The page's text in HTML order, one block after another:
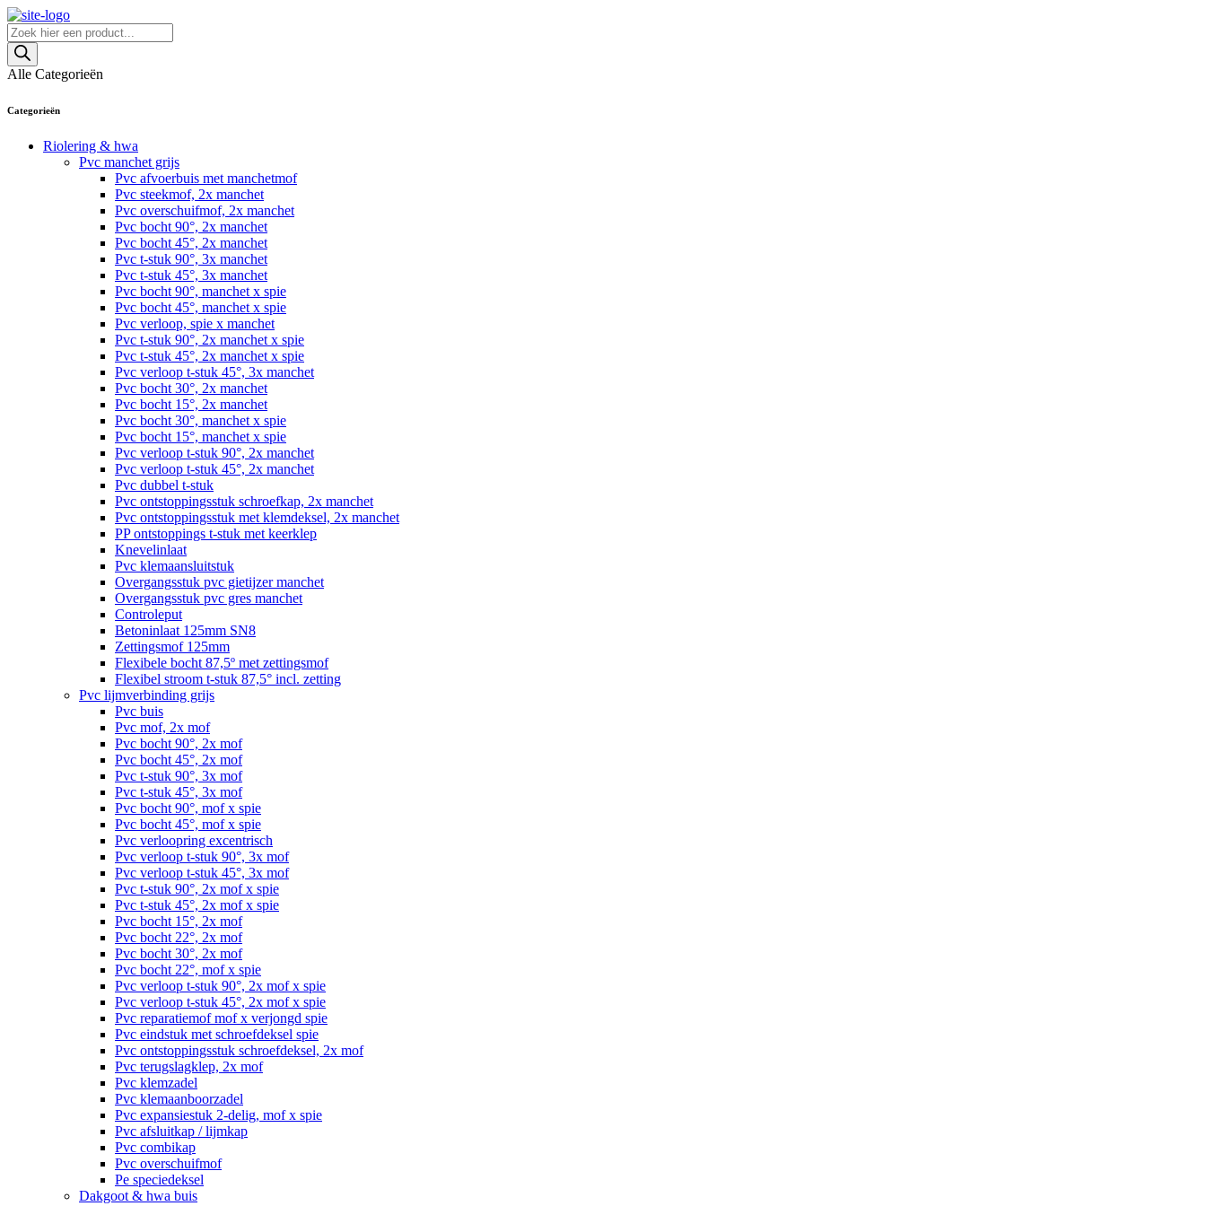
Skip
to
content
Producten
zoeken
Alle Categorieën
Categorieën
Riolering & hwa
Pvc manchet grijs
Pvc afvoerbuis met manchetmof
Pvc steekmof, 2x manchet
Pvc overschuifmof, 2x manchet
Pvc bocht 90°, 2x manchet
Pvc bocht 45°, 2x manchet
Pvc t-stuk 90°, 3x manchet
Pvc t-stuk 45°, 3x manchet
Pvc bocht 90°, manchet x spie
Pvc bocht 45°, manchet x spie
Pvc verloop, spie x manchet
Pvc t-stuk 90°, 2x manchet x spie
Pvc t-stuk 45°, 2x manchet x spie
Pvc verloop t-stuk 45°, 3x manchet
Pvc bocht 30°, 2x manchet
Pvc bocht 15°, 2x manchet
Pvc bocht 30°, manchet x spie
Pvc bocht 15°, manchet x spie
Pvc verloop t-stuk 90°, 2x manchet
Pvc verloop t-stuk 45°, 2x manchet
Pvc dubbel t-stuk
Pvc ontstoppingsstuk schroefkap, 2x manchet
Pvc ontstoppingsstuk met klemdeksel, 2x manchet
PP ontstoppings t-stuk met keerklep
Knevelinlaat
Pvc klemaansluitstuk
Overgangsstuk pvc gietijzer manchet
Overgangsstuk pvc gres manchet
Controleput
Betoninlaat 125mm SN8
Zettingsmof 125mm
Flexibele bocht 87,5º met zettingsmof
Flexibel stroom t-stuk 87,5° incl. zetting
Pvc lijmverbinding grijs
Pvc buis
Pvc mof, 2x mof
Pvc bocht 90°, 2x mof
Pvc bocht 45°, 2x mof
Pvc t-stuk 90°, 3x mof
Pvc t-stuk 45°, 3x mof
Pvc bocht 90°, mof x spie
Pvc bocht 45°, mof x spie
Pvc verloopring excentrisch
Pvc verloop t-stuk 90°, 3x mof
Pvc verloop t-stuk 45°, 3x mof
Pvc t-stuk 90°, 2x mof x spie
Pvc t-stuk 45°, 2x mof x spie
Pvc bocht 15°, 2x mof
Pvc bocht 22°, 2x mof
Pvc bocht 30°, 2x mof
Pvc bocht 22°, mof x spie
Pvc verloop t-stuk 90°, 2x mof x spie
Pvc verloop t-stuk 45°, 2x mof x spie
Pvc reparatiemof mof x verjongd spie
Pvc eindstuk met schroefdeksel spie
Pvc ontstoppingsstuk schroefdeksel, 2x mof
Pvc terugslagklep, 2x mof
Pvc klemzadel
Pvc klemaanboorzadel
Pvc expansiestuk 2-delig, mof x spie
Pvc afsluitkap / lijmkap
Pvc combikap
Pvc overschuifmof
Pe speciedeksel
Dakgoot & hwa buis